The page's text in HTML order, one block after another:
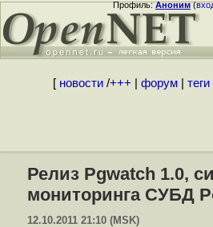
Профиль:Аноним(
[ новости/+++ форум| теги|
Релиз Pgwatch 1.0,
мониторинга СУБД
12.10.2011 21:10 (MSK)